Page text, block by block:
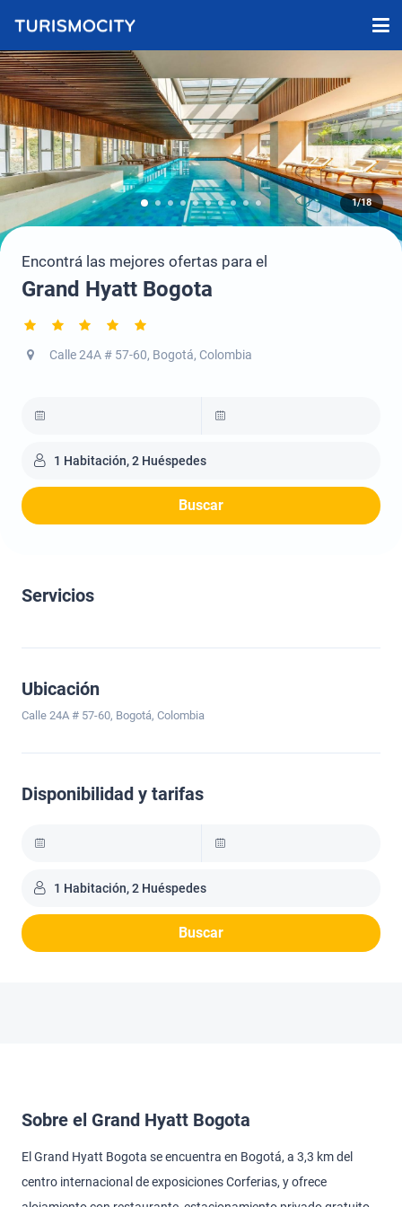
1/18
Encontrá las mejores ofertas para el
Grand Hyatt Bogota
Calle 24A # 57-60, Bogotá, Colombia
1 Habitación, 2 Huéspedes
Buscar
Servicios
Ubicación
Calle 24A # 57-60, Bogotá, Colombia
Disponibilidad y tarifas
1 Habitación, 2 Huéspedes
Buscar
Sobre el Grand Hyatt Bogota
El Grand Hyatt Bogota se encuentra en Bogotá, a 3,3 km del
centro internacional de exposiciones Corferias, y ofrece